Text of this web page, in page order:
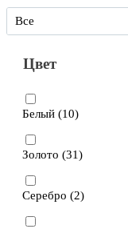
Все
Цвет
Белый (10)
Золото (31)
Серебро (2)